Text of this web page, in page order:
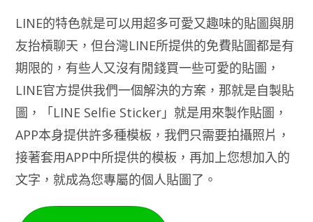
LINE的特色就是可以用超多可愛又趣味的貼圖與朋
友抬槓聊天，但台灣LINE所提供的免費貼圖都是有
期限的，有些人又沒有閒錢買一些可愛的貼圖，
LINE官方提供我們一個解決的方案，那就是自製貼
圖，「LINE Selfie Sticker」就是用來製作貼圖，
APP本身提供許多種模板，我們只需要拍攝照片，
接著套用APP中所提供的模板，再加上您想加入的
文字，就成為您專屬的個人貼圖了。